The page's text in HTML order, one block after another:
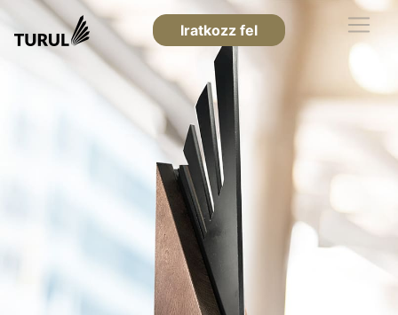
Iratkozz fel